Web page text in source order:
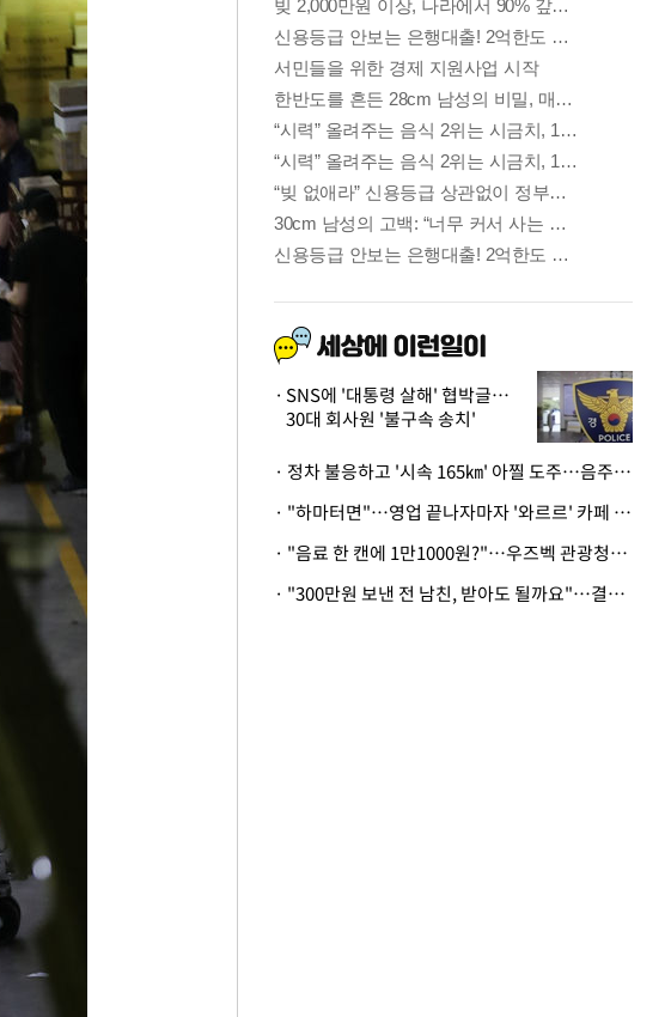
SNS에 '대통령 살해' 협박글…
30대 회사원 '불구속 송치'
· 정차 불응하고 '시속 165㎞' 아찔 도주…음주운전자 체포
· "하마터면"…영업 끝나자마자 '와르르' 카페 테라스 덮친 대리석 외벽
· "음료 한 캔에 1만1000원?"…우즈벡 관광청까지 나섰다, 유튜버 폭로 후폭풍
· "300만원 보낸 전 남친, 받아도 될까요"…결혼 앞둔 예비신부의 뜻밖 고충